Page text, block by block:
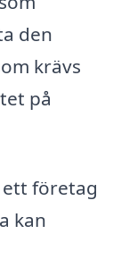
den
krävs
på
företag
kan